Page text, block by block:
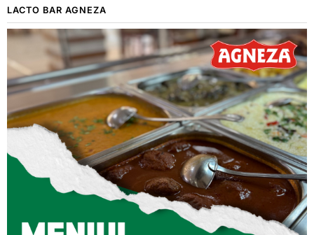
LACTO BAR AGNEZA